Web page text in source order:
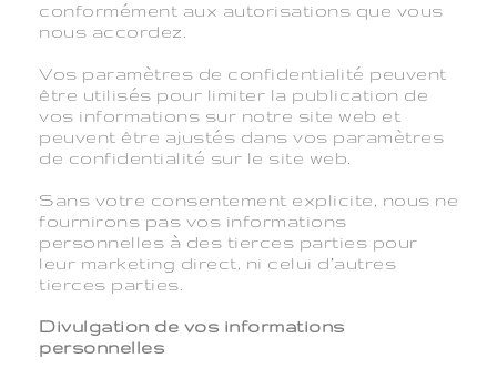
conformément aux autorisations que vous
nous accordez.
Vos paramètres de confidentialité peuvent
être utilisés pour limiter la publication de
vos informations sur notre site web et
peuvent être ajustés dans vos paramètres
de confidentialité sur le site web.
Sans votre consentement explicite, nous ne
fournirons pas vos informations
personnelles à des tierces parties pour
leur marketing direct, ni celui d’autres
tierces parties.
Divulgation de vos informations
personnelles